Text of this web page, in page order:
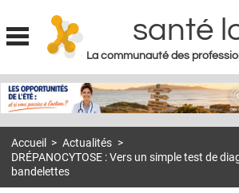
Jump to navigation
santé
La communauté des
MON COMPTE
S'ABONNER À LA REVUE SOIN À DOMICILE
Accueil > Actualités >
DRÉPANOCYTOSE : Vers un simple test de
bandelettes